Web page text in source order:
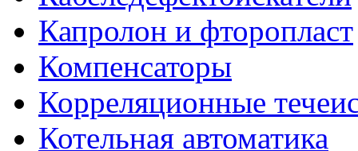
Капролон и фторопласт
Компенсаторы
Корреляционные
Котельная автоматика